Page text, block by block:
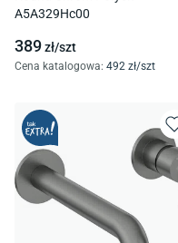
A5A329Hc00
389zł/szt
Cena katalogowa: 492 zł/szt